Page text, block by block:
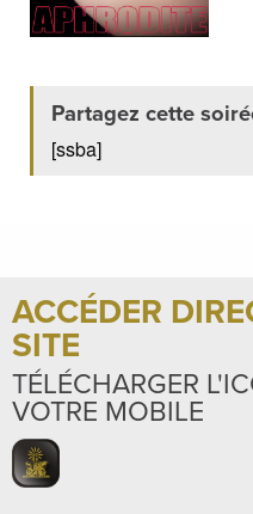
Partagez cette
[ssba]
ACCÉDER
SITE
TÉLÉCHARGER
VOTRE MOBILE